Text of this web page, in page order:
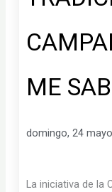
ME
domingo, 24
La iniciativa de la